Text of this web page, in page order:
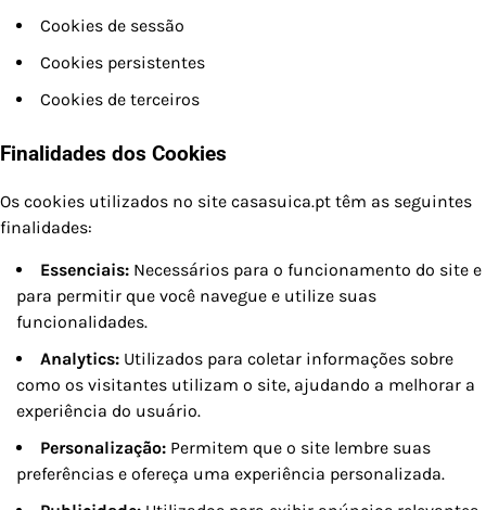
Cookies de sessão
Cookies persistentes
Cookies de terceiros
Finalidades dos Cookies
Os cookies utilizados no site casasuica.pt têm as seguintes
finalidades:
Essenciais: Necessários para o funcionamento do site e
para permitir que você navegue e utilize suas
funcionalidades.
Analytics: Utilizados para coletar informações sobre
como os visitantes utilizam o site, ajudando a melhorar a
experiência do usuário.
Personalização: Permitem que o site lembre suas
preferências e ofereça uma experiência personalizada.